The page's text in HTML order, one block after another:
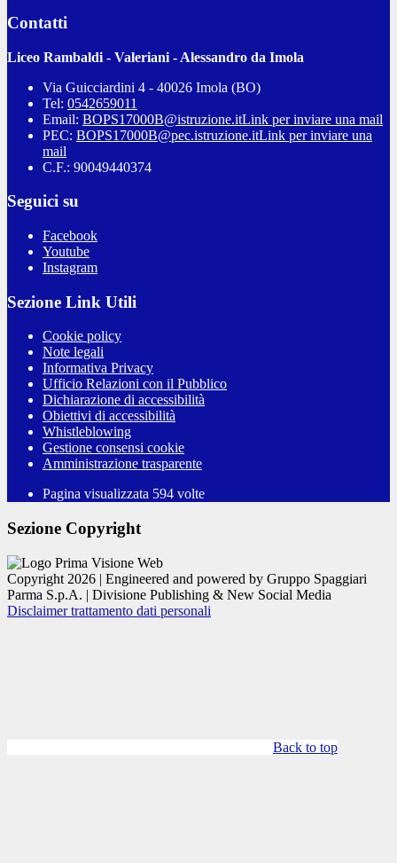
Contatti
Liceo Rambaldi - Valeriani - Alessandro da Imola
Via Guicciardini 4 - 40026 Imola (BO)
Tel: 0542659011
Email: BOPS17000B@istruzione.itLink per inviare una mail
PEC: BOPS17000B@pec.istruzione.itLink per inviare una
mail
C.F.: 90049440374
Seguici su
Facebook
Youtube
Instagram
Sezione Link Utili
Cookie policy
Note legali
Informativa Privacy
Ufficio Relazioni con il Pubblico
Dichiarazione di accessibilità
Obiettivi di accessibilità
Whistleblowing
Gestione consensi cookie
Amministrazione trasparente
Pagina visualizzata 594 volte
Sezione Copyright
Copyright 2026 | Engineered and powered by Gruppo Spaggiari
Parma S.p.A. | Divisione Publishing & New Social Media
Disclaimer trattamento dati personali
Back to top